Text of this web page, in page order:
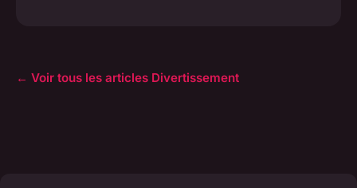
← Voir tous les articles Divertissement